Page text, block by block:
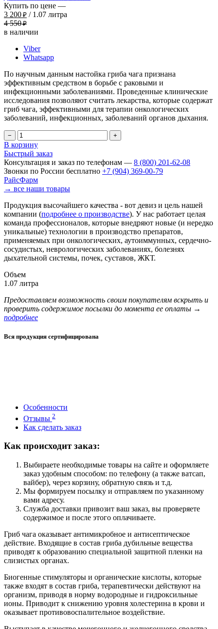
Купить по цене —
3 200 ₽ / 1.07 литра
4 550₽
в наличии
Viber
Whatsapp
По научным данным настойка гриба чага признана
эффективным средством в борьбе с раковыми и
инфекционными заболеваниями. Проведенные клинические
исследования позволяют считать лекарства, которые содержат
гриб чага, эффективными для терапии онкологических
заболеваний, инфекционных, заболеваний органов дыхания.
− +
В корзину
Быстрый заказ
Консультация и заказ по телефонам — 8 (800) 201-62-08
Звонки по России бесплатно +7 (904) 369-00-79
РайсФарм
→ все наши товары
Продукция высочайшего качества - вот девиз и цель нашей
компании (подробнее о производстве). У нас работает целая
команда профессионалов, которые внедряют новые (и нередко
уникальные) технологии в производство препаратов,
применяемых при онкологических, аутоиммунных, сердечно-
сосудистых, неврологических заболеваниях, болезнях
дыхательной системы, почек, суставов, ЖКТ.
Объем
1.07 литра
Предоставляем возможность своим покупателям вскрыть и
проверить содержимое посылки до момента ее оплаты →
подробнее
Вся продукция сертифицирована
Особенности
Отзывы 2
Как сделать заказ
Как происходит заказ:
Выбираете необходимые товары на сайте и оформляете
заказ удобным способом: по телефону (а также ватсап,
вайбер), через корзину, обратную связь и т.д.
Мы формируем посылку и отправляем по указанному
вами адресу.
Служба доставки привозит ваш заказ, вы проверяете
содержимое и после этого оплачиваете.
Гриб чага оказывает антимикробное и антисептическое
действие. Входящие в состав гриба дубильные вещества
приводят к образованию специальной защитной пленки на
слизистых органах.
Биогенные стимуляторы и органические кислоты, которые
также входят в состав гриба, терапевтически действуют на
организм, приводя в норму водородные и гидроксильные
ионы. Приводит к снижению уровня холестерина в крови и
оказывает противовоспалительное воздействие.